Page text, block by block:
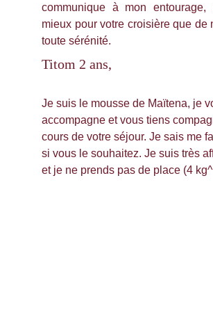
communique à mon
mieux pour votre croisière que de
toute sérénité.
Titom 2 ans,
Je suis le mousse de Maïtena, je
accompagne et vous tiens
cours de votre séjour. Je sais me
si vous le souhaitez. Je suis très
et je ne prends pas de place (4